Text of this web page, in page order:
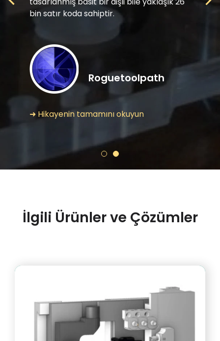
bin satır koda sahiptir.
Roguetoolpath
➜ Hikayenin tamamını okuyun
İlgili Ürünler ve Çözümler